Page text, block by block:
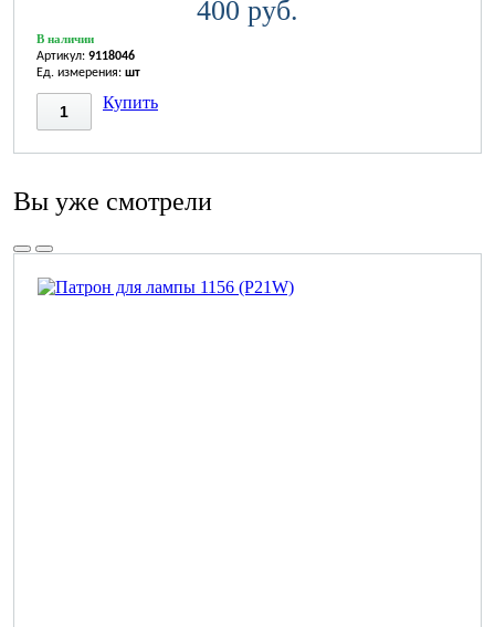
400 руб.
В наличии
Артикул: 9118046
Ед. измерения: шт
Купить
Вы уже смотрели